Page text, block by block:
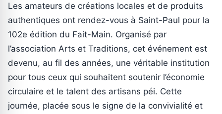
Les amateurs de créations locales et de produits
authentiques ont rendez-vous à Saint-Paul pour la
102e édition du Fait-Main. Organisé par
l’association Arts et Traditions, cet événement est
devenu, au fil des années, une véritable institution
pour tous ceux qui souhaitent soutenir l’économie
circulaire et le talent des artisans péi. Cette
journée, placée sous le signe de la convivialité et